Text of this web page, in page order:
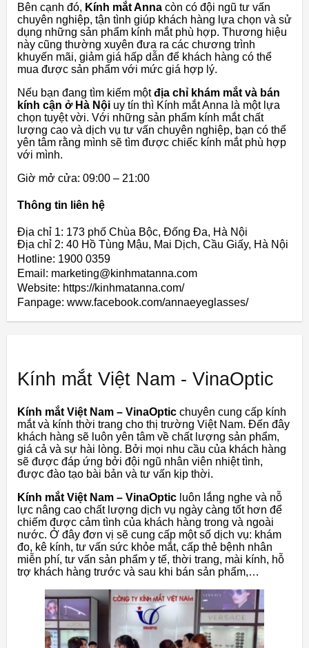
Bên cạnh đó, Kính mắt Anna còn có đội ngũ tư vấn
chuyên nghiệp, tận tình giúp khách hàng lựa chọn và sử
dụng những sản phẩm kính mắt phù hợp. Thương hiệu
này cũng thường xuyên đưa ra các chương trình
khuyến mãi, giảm giá hấp dẫn để khách hàng có thể
mua được sản phẩm với mức giá hợp lý.
Nếu bạn đang tìm kiếm mộtđịa chỉ khám mắt và bán
kính cận ở Hà Nội uy tín thì Kính mắt Anna là một lựa
chọn tuyệt vời. Với những sản phẩm kính mắt chất
lượng cao và dịch vụ tư vấn chuyên nghiệp, bạn có thể
yên tâm rằng mình sẽ tìm được chiếc kính mắt phù hợp
với mình.
Giờ mở cửa: 09:00 – 21:00
Thông tin liên hệ
Địa chỉ 1: 173 phố Chùa Bộc, Đống Đa, Hà Nội
Địa chỉ 2: 40 Hồ Tùng Mậu, Mai Dịch, Cầu Giấy, Hà Nội
Hotline: 1900 0359
Email: marketing@kinhmatanna.com
Website: https://kinhmatanna.com/
Fanpage: www.facebook.com/annaeyeglasses/
Kính mắt Việt Nam - VinaOptic
Kính mắt Việt Nam – VinaOptic chuyên cung cấp kính
mắt và kính thời trang cho thị trường Việt Nam. Đến đây
khách hàng sẽ luôn yên tâm về chất lượng sản phẩm,
giá cả và sự hài lòng. Bởi mọi nhu cầu của khách hàng
sẽ được đáp ứng bởi đội ngũ nhân viên nhiệt tình,
được đào tạo bài bản và tư vấn kịp thời.
Kính mắt Việt Nam – VinaOptic luôn lắng nghe và nỗ
lực nâng cao chất lượng dịch vụ ngày càng tốt hơn để
chiếm được cảm tình của khách hàng trong và ngoài
nước. Ở đây đơn vị sẽ cung cấp một số dịch vụ: khám
đo, kê kính, tư vấn sức khỏe mắt, cấp thẻ bệnh nhân
miễn phí, tư vấn sản phẩm y tế, thời trang, mài kính, hỗ
trợ khách hàng trước và sau khi bán sản phẩm,…